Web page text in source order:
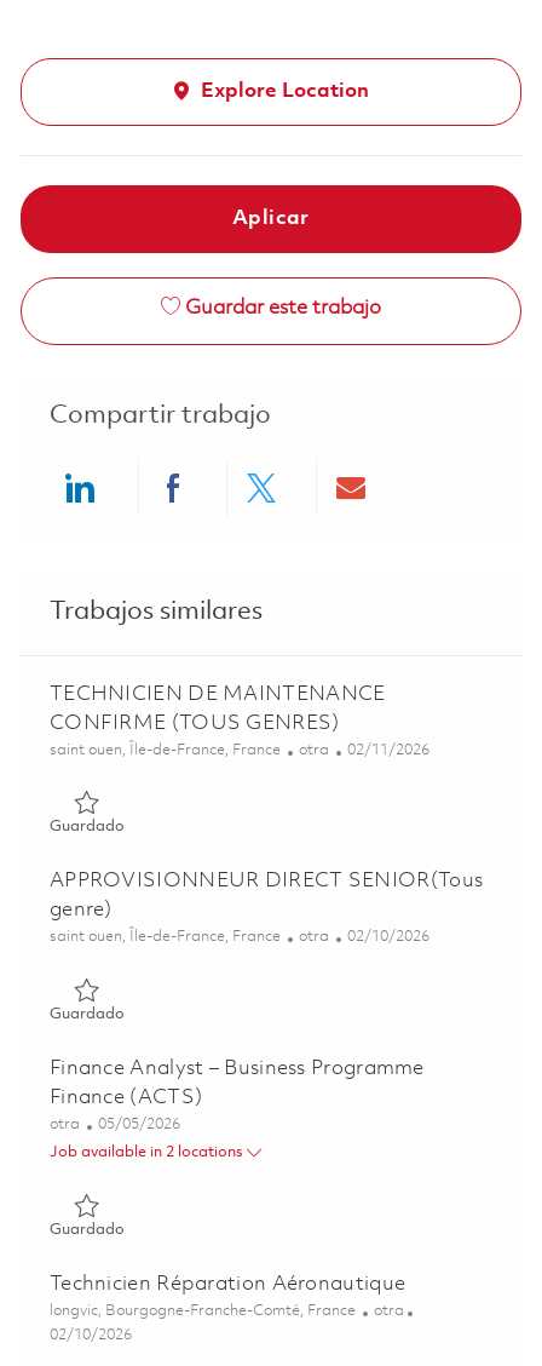
Explore Location
Aplicar
Guardar este trabajo
Compartir trabajo
Trabajos similares
TECHNICIEN DE MAINTENANCE
CONFIRME (TOUS GENRES)
Ubicación
saint ouen, Île-de-France, France Categoría
otra Posted Date
02/11/2026
GuardadoGuardado TECHNICIEN DE MAINTENANCE CONFIRME
APPROVISIONNEUR DIRECT SENIOR(Tous
genre)
Ubicación
saint ouen, Île-de-France, France Categoría
otra Posted Date
02/10/2026
GuardadoGuardado APPROVISIONNEUR DIRECT SENIOR(Tous
Finance Analyst – Business Programme
Finance (ACTS)
Categoría
otra Posted Date
05/05/2026
Job available in 2 locations
GuardadoGuardado Finance Analyst – Business Programme Finance
Technicien Réparation Aéronautique
Ubicación
longvic, Bourgogne-Franche-Comté, France Categoría
otra
Posted Date
02/10/2026